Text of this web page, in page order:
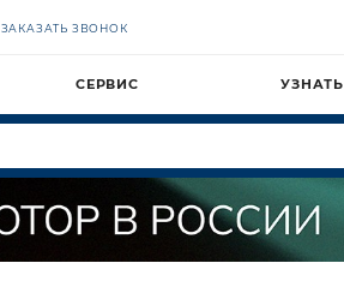
ЗАКАЗАТЬ ЗВОНОК
СЕРВИС